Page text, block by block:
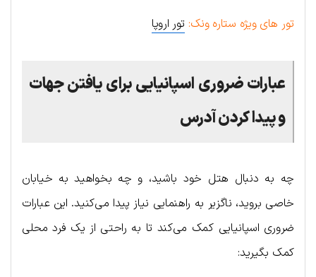
تور های ویژه ستاره ونک: تور اروپا
عبارات ضروری اسپانیایی برای یافتن جهات
و پیدا کردن آدرس
چه به دنبال هتل خود باشید، و چه بخواهید به خیابان
خاصی بروید، ناگزیر به راهنمایی نیاز پیدا می‌کنید. این عبارات
ضروری اسپانیایی کمک می‌کند تا به راحتی از یک فرد محلی
کمک بگیرید: